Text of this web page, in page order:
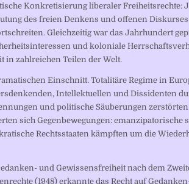
Konkretisierung liberaler Freiheitsrechte:
des freien Denkens und offenen
Gleichzeitig war das Jahrhundert
und koloniale
in zahlreichen Teilen der Welt.
Einschnitt. Totalitäre Regime in
Intellektuellen und Dissidenten
und politische Säuberungen
sich Gegenbewegungen: emanzipatorische
Rechtsstaaten kämpften um die
und Gewissensfreiheit nach dem
(1948) erkannte das Recht auf